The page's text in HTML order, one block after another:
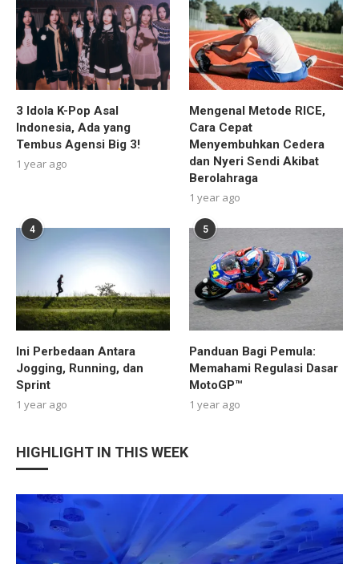
3 Idola K-Pop Asal
Indonesia, Ada yang
Tembus Agensi Big 3!
1 year ago
Mengenal Metode RICE,
Cara Cepat
Menyembuhkan Cedera
dan Nyeri Sendi Akibat
Berolahraga
1 year ago
4
Ini Perbedaan Antara
Jogging, Running, dan
Sprint
1 year ago
5
Panduan Bagi Pemula:
Memahami Regulasi Dasar
MotoGP™
1 year ago
HIGHLIGHT IN THIS WEEK